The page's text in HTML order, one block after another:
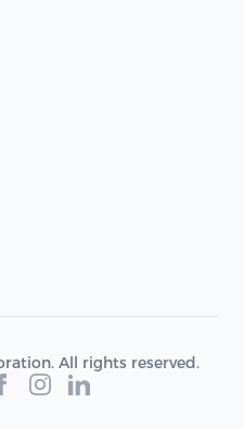
All rights reserved.